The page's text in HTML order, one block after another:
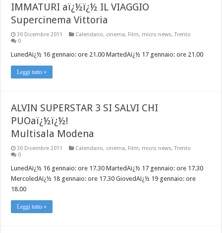
IMMATURI aï¿½ï¿½ IL VIAGGIO
Supercinema Vittoria
30 Dicembre 2011 Calendario, cinema, Film, micro news,Trento
0
LunedAï¿½ 16 gennaio: ore 21.00 MartedAï¿½ 17 gennaio: ore 21.00
Leggi tutto »
ALVIN SUPERSTAR 3 SI SALVI CHI
PUOaï¿½ï¿½!
Multisala Modena
30 Dicembre 2011 Calendario, cinema, Film, micro news,Trento
0
LunedAï¿½ 16 gennaio: ore 17.30 MartedAï¿½ 17 gennaio: ore 17.30
MercoledAï¿½ 18 gennaio: ore 17.30 GiovedAï¿½ 19 gennaio: ore
18.00
Leggi tutto »